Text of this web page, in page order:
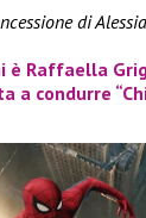
di
è Raffaella
a condurre